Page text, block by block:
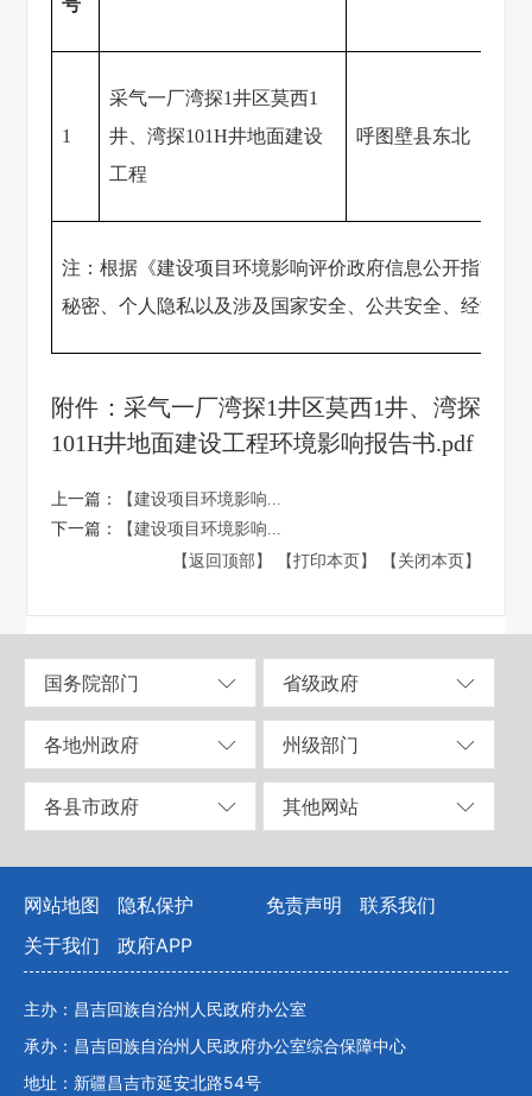
1
采气一厂湾探1井区莫西1
井、湾探101H井地面建设
工程
呼图壁县东北
注：根据《建设项目环境影响评价政府信息公开指南
秘密、个人隐私以及涉及国家安全、公共安全、经济安
附件： 采气一厂湾探1井区莫西1井、湾探
101H井地面建设工程环境影响报告书.pdf
上一篇：
【建设项目环境影响...
下一篇：
【建设项目环境影响...
【返回顶部】
【打印本页】 【关闭本页】
国务院部门 省级政府
各地州政府 州级部门
各县市政府 其他网站
网站地图 隐私保护 免责声明
联系我们
关于我们
政府APP
主办：昌吉回族自治州人民政府办公室
承办：昌吉回族自治州人民政府办公室综合保障中心
地址：新疆昌吉市延安北路54号